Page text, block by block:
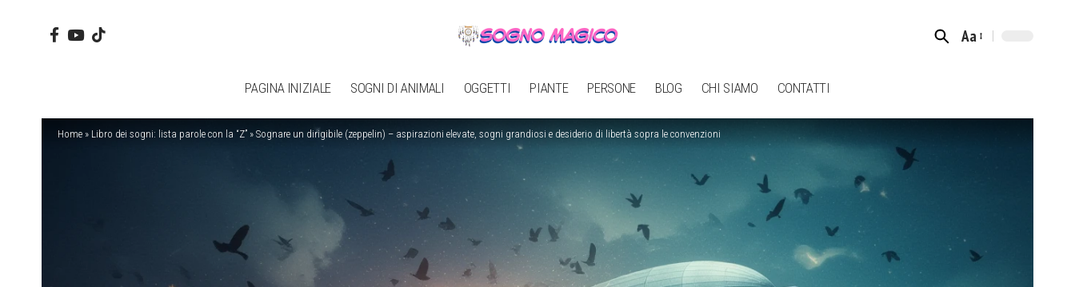
Font
Aa
PAGINA INIZIALE SOGNI DI ANIMALI OGGETTI PIANTE PERSONE BLOG CHI SIAMO CONTATTI
Home » Libro dei sogni: lista parole con la “Z” » Sognare un dirigibile (zeppelin) – aspirazioni elevate, sogni grandiosi e desiderio di libertà sopra le convenzioni